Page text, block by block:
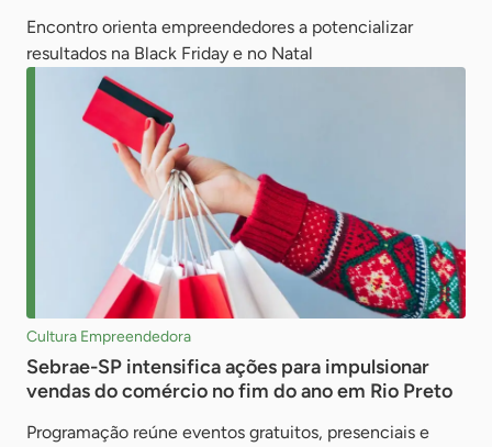
Encontro orienta empreendedores a potencializar
resultados na Black Friday e no Natal
Cultura Empreendedora
Sebrae-SP intensifica ações para impulsionar
vendas do comércio no fim do ano em Rio Preto
Programação reúne eventos gratuitos, presenciais e